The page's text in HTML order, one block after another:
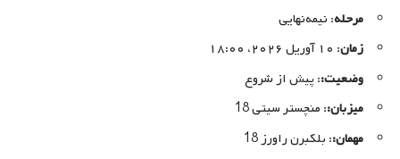
مرحله: نیمه‌نهایی
زمان: ۱۰ آوریل ۲۰۲۶، ۱۸:۰۰
وضعیت:: پیش از شروع
میزبان:: منچستر سیتی 18
مهمان:: بلکبرن راورز 18